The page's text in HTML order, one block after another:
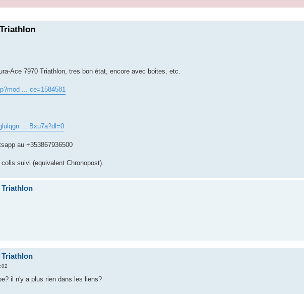
Ace 7970 Triathlon, tres bon état, encore avec boites, etc.
... ce=1584581
... Bxu7a?dl=0
au +353867936500
suivi (equivalent Chronopost).
Triathlon
Triathlon
il n'y a plus rien dans les liens?